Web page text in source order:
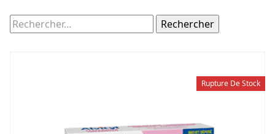
Rechercher :
Rupture De Stock